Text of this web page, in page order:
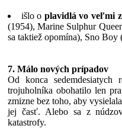
išlo o plavidlá vo veľmi
(1954), Marine Sulphur
sa taktiež opomína), Sno
7. Málo nových prípadov
Od konca sedemdesiatych
trojuholníka obohatilo len
zmizne bez toho, aby
jej časť. Alebo sa z
katastrofy.